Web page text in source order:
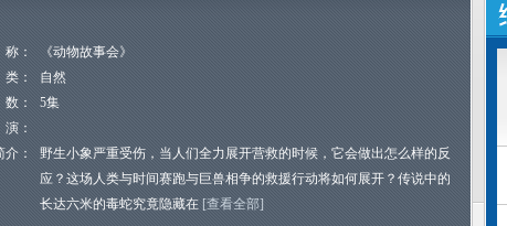
：
《动物故事会》
：
自然
：
5集
：
介：
野生小象严重受伤，当人们全力展开营救的时候，它会做出怎么样的反
应？这场人类与时间赛跑与巨兽相争的救援行动将如何展开？传说中的
长达六米的毒蛇究竟隐藏在 [查看全部]